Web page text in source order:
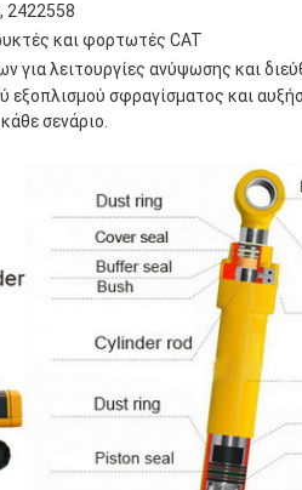
2422558
και φορτωτές CAT
για λειτουργίες ανύψωσης και
σφραγίσματος και
σενάριο.